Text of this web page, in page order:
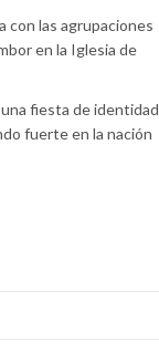
con las agrupaciones
en la Iglesia de
fiesta de identidad
fuerte en la nación